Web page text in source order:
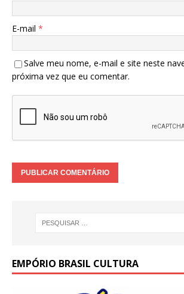
E-mail *
Salve meu nome, e-mail e site neste
próxima vez que eu comentar.
EMPÓRIO BRASIL CULTURA